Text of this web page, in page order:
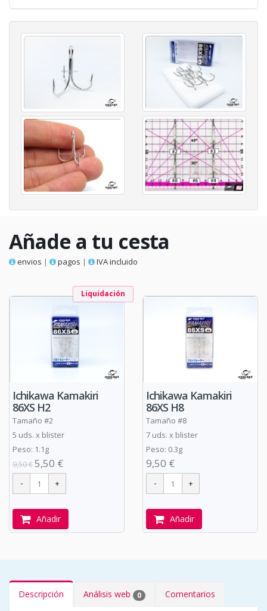
Añade a tu cesta
envios | pagos | IVA incluido
Liquidación
Ichikawa Kamakiri
86XS H2
Tamaño #2
5 uds. x blister
Peso: 1.1g
9,50 €5,50 €
Añadir
Ichikawa Kamakiri
86XS H8
Tamaño #8
7 uds. x blister
Peso: 0.3g
9,50 €
Añadir
Descripción Análisis web 0 Comentarios